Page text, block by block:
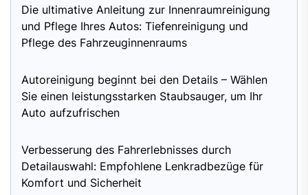
Die ultimative Anleitung zur Innenraumreinigung
und Pflege Ihres Autos: Tiefenreinigung und
Pflege des Fahrzeuginnenraums
Autoreinigung beginnt bei den Details – Wählen
Sie einen leistungsstarken Staubsauger, um Ihr
Auto aufzufrischen
Verbesserung des Fahrerlebnisses durch
Detailauswahl: Empfohlene Lenkradbezüge für
Komfort und Sicherheit